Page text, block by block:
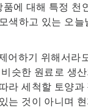
에 대해 특정 천
색하고 있는 오
어하기 위해서라
슷한 원료로 생
라 세척할 토양
는 것이 아니며